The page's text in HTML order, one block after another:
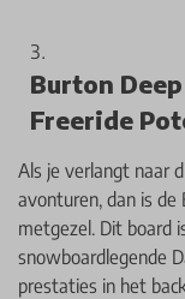
Burton
Freeride
Als je verlangt naar
avonturen, dan is
metgezel. Dit board
snowboardlegende
prestaties in het